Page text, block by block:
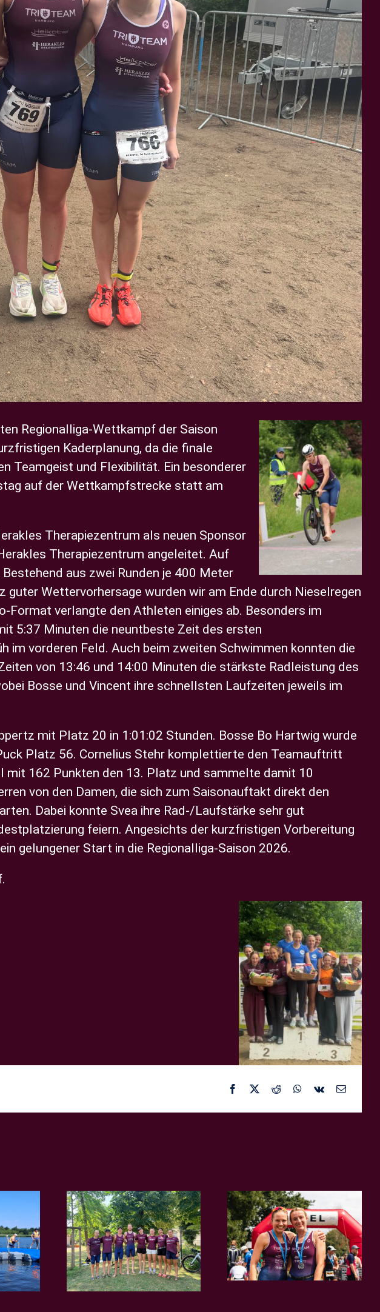
Regionalliga-Wettkampf der Saison
Kaderplanung, da die finale
Teamgeist und Flexibilität. Ein besonderer
auf der Wettkampfstrecke statt am
Therapiezentrum als neuen Sponsor
Therapiezentrum angeleitet. Auf
aus zwei Runden je 400 Meter
guter Wettervorhersage wurden wir am Ende durch Nieselregen
Format verlangte den Athleten einiges ab. Besonders im
5:37 Minuten die neuntbeste Zeit des ersten
vorderen Feld. Auch beim zweiten Schwimmen konnten die
von 13:46 und 14:00 Minuten die stärkste Radleistung des
Bosse und Vincent ihre schnellsten Laufzeiten jeweils im
mit Platz 20 in 1:01:02 Stunden. Bosse Bo Hartwig wurde
Platz 56. Cornelius Stehr komplettierte den Teamauftritt
162 Punkten den 13. Platz und sammelte damit 10
von den Damen, die sich zum Saisonauftakt direkt den
Dabei konnte Svea ihre Rad-/Laufstärke sehr gut
feiern. Angesichts der kurzfristigen Vorbereitung
gelungener Start in die Regionalliga-Saison 2026.
Facebook
X RedditWhatsApp
Vk
E-
Platz
Hitzeschlacht am
Hohendeicher See:
TriTeam Hamburg
erfolgreich beim
Vierlanden-
Triathlon
Stuhr: Der nächste
Schritt zum
Meistertitel